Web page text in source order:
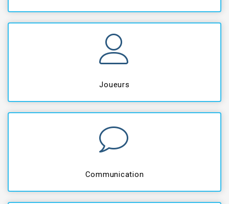
Joueurs
Communication